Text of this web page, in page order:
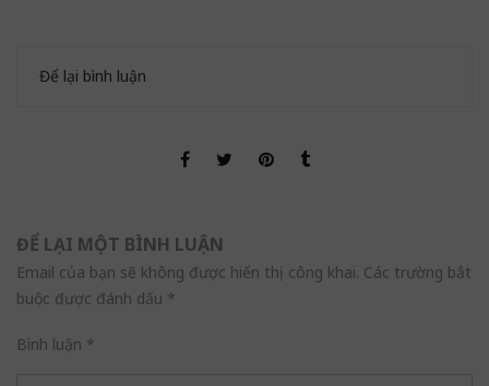
Để lại bình luận
ĐỂ LẠI MỘT BÌNH LUẬN
Email của bạn sẽ không được hiển thị công khai. Các trường bắt
buộc được đánh dấu *
Bình luận *